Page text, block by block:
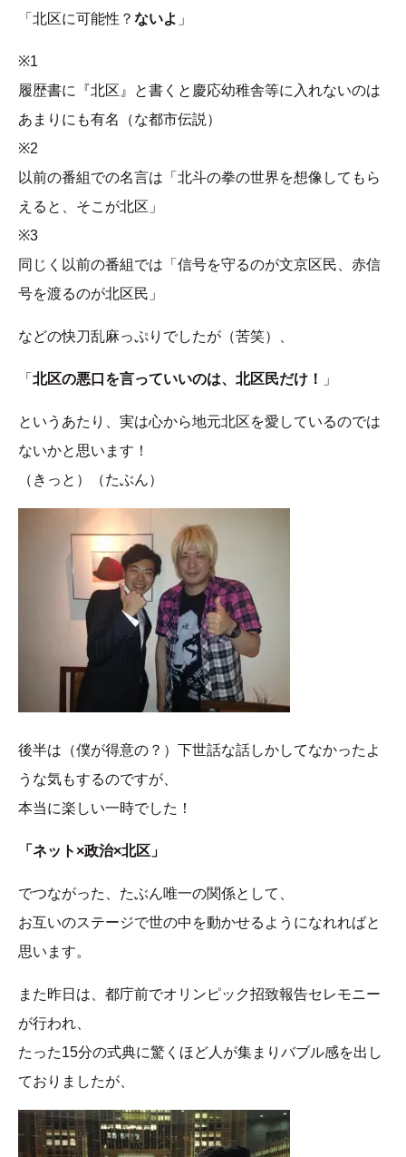
「北区に可能性？ ないよ 」
※1
履歴書に『北区』と書くと慶応幼稚舎等に入れないのは
あまりにも有名（な都市伝説）
※2
以前の番組での名言は「北斗の拳の世界を想像してもら
えると、そこが北区」
※3
同じく以前の番組では「信号を守るのが文京区民、赤信
号を渡るのが北区民」
などの快刀乱麻っぷりでしたが（苦笑）、
「 北区の悪口を言っていいのは、北区民だけ！ 」
というあたり、実は心から地元北区を愛しているのでは
ないかと思います！
（きっと）（たぶん）
後半は（僕が得意の？）下世話な話しかしてなかったよ
うな気もするのですが、
本当に楽しい一時でした！
「ネット×政治×北区」
でつながった、たぶん唯一の関係として、
お互いのステージで世の中を動かせるようになれればと
思います。
また昨日は、都庁前でオリンピック招致報告セレモニー
が行われ、
たった15分の式典に驚くほど人が集まりバブル感を出し
ておりましたが、